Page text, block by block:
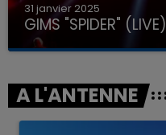
31 janvier 2025
GIMS "SPIDER" (LIVE)
A L'ANTENNE